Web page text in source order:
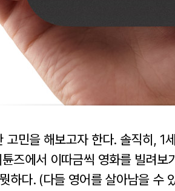
고민을 해보고자 한다. 솔직히, 1
즈에서 이따금씩 영화를 빌려
하다. (다들 영어를 살아남을 수